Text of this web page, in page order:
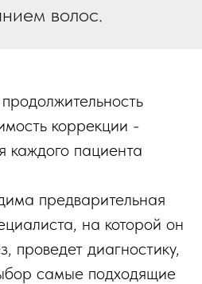
волос.
коррекции -
каждого пациента
предварительная
на которой он
проведет диагностику,
самые подходящие